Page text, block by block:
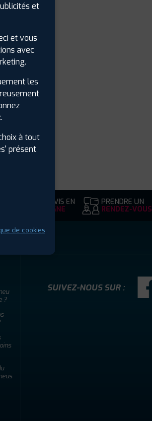
DEVIS EN
LIGNE
PRENDRE UN
RENDEZ-VOUS
?
SUIVEZ-NOUS SUR :
et
et vous
avec
les
à tout
présent
de cookies